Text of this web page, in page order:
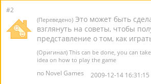
#2
(Переведено) Это может быть
взглянуть на советы, чтобы
представление о том, как
(Оригинал) This can be done, you can
idea on how to play the game
по Novel Games 2009-12-14 16:31:15